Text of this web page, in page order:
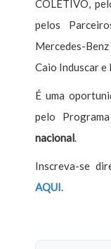
COLETIVO,
pelos
Mercedes-
Caio Induscar e
É uma
pelo
nacional.
Inscreva-se
AQUI.